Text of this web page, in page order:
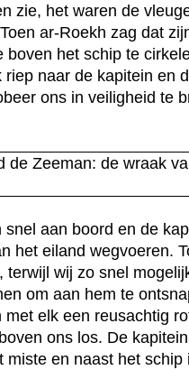
zie, het waren de
ar-Roekh zag dat
boven het schip te
naar de kapitein en
ons in veiligheid te
aan boord en de
het eiland wegvoeren.
terwijl wij zo snel
om aan hem te
elk een reusachtig
ons los. De
miste en naast het